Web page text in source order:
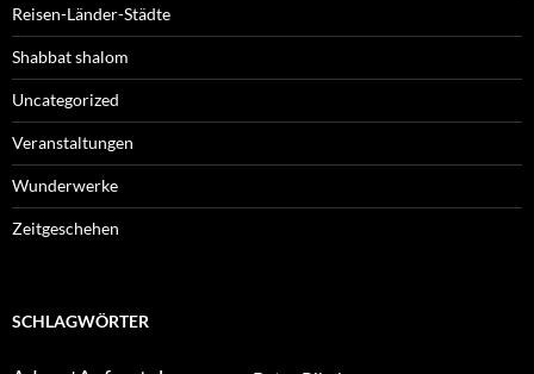
Reisen-Länder-Städte
Shabbat shalom
Uncategorized
Veranstaltungen
Wunderwerke
Zeitgeschehen
SCHLAGWÖRTER